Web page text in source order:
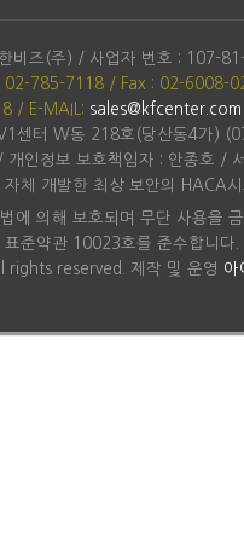
비즈(주) / 사업자 번호 : 107-
02-785-7118 / Fax : 02-6008-
/ E-MAIL: sales@kfcenter.com
센터 W동 218호(당산동4가)
인정보 보호책임자 : 안종호 /
체 개발한 최상 보안의 HACA
에 의해 보호되며 무단 사용을
준약관 10023호를 준수합니다.
reserved. 제작 및 운영 아